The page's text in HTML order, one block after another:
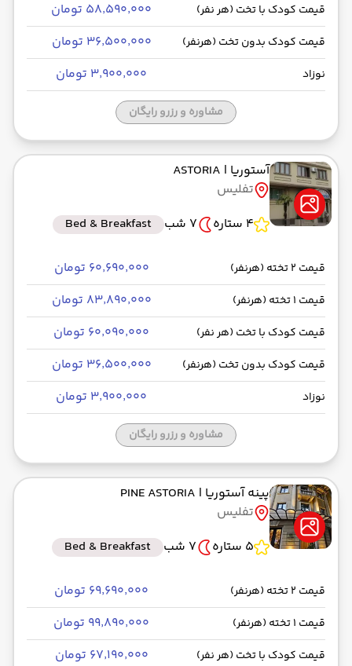
قیمت کودک با تخت (هر نفر) ۵۸٬۵۹۰٬۰۰۰ تومان
قیمت کودک بدون تخت (هرنفر) ۳۶٬۵۰۰٬۰۰۰ تومان
نوزاد ۳٬۹۰۰٬۰۰۰ تومان
مشاوره و رزرو رایگان
آستوریا | ASTORIA
تفلیس
4 ستاره
7 شب Bed & Breakfast
قیمت 2 تخته (هرنفر) ۶۰٬۶۹۰٬۰۰۰ تومان
قیمت 1 تخته (هرنفر) ۸۳٬۸۹۰٬۰۰۰ تومان
قیمت کودک با تخت (هر نفر) ۶۰٬۰۹۰٬۰۰۰ تومان
قیمت کودک بدون تخت (هرنفر) ۳۶٬۵۰۰٬۰۰۰ تومان
نوزاد ۳٬۹۰۰٬۰۰۰ تومان
مشاوره و رزرو رایگان
پینه آستوریا | PINE ASTORIA
تفلیس
5 ستاره
7 شب Bed & Breakfast
قیمت 2 تخته (هرنفر) ۶۹٬۶۹۰٬۰۰۰ تومان
قیمت 1 تخته (هرنفر) ۹۹٬۸۹۰٬۰۰۰ تومان
قیمت کودک با تخت (هر نفر) ۶۷٬۱۹۰٬۰۰۰ تومان